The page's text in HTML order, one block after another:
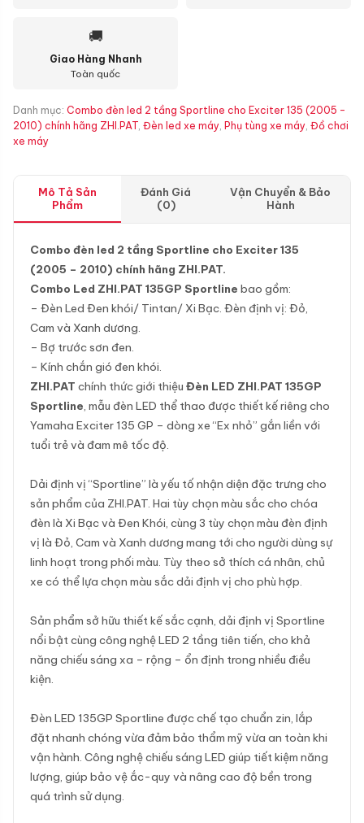
🚚
Giao Hàng Nhanh
Toàn quốc
Danh mục: Combo đèn led 2 tầng Sportline cho Exciter 135 (2005 -
2010) chính hãng ZHI.PAT, Đèn led xe máy, Phụ tùng xe máy, Đồ chơi
xe máy
Mô Tả Sản
Phẩm
Đánh Giá
(0)
Vận Chuyển & Bảo
Hành
Combo đèn led 2 tầng Sportline cho Exciter 135
(2005 – 2010) chính hãng ZHI.PAT.
Combo Led ZHI.PAT 135GP Sportline bao gồm:
– Đèn Led Đen khói/ Tintan/ Xi Bạc. Đèn định vị: Đỏ,
Cam và Xanh dương.
– Bợ trước sơn đen.
– Kính chắn gió đen khói.
ZHI.PAT chính thức giới thiệu Đèn LED ZHI.PAT 135GP
Sportline, mẫu đèn LED thể thao được thiết kế riêng cho
Yamaha Exciter 135 GP – dòng xe “Ex nhỏ” gắn liền với
tuổi trẻ và đam mê tốc độ.
Dải định vị “Sportline” là yếu tố nhận diện đặc trưng cho
sản phẩm của ZHI.PAT. Hai tùy chọn màu sắc cho chóa
đèn là Xi Bạc và Đen Khói, cùng 3 tùy chọn màu đèn định
vị là Đỏ, Cam và Xanh dương mang tới cho người dùng sự
linh hoạt trong phối màu. Tùy theo sở thích cá nhân, chủ
xe có thể lựa chọn màu sắc dải định vị cho phù hợp.
Sản phẩm sở hữu thiết kế sắc cạnh, dải định vị Sportline
nổi bật cùng công nghệ LED 2 tầng tiên tiến, cho khả
năng chiếu sáng xa – rộng – ổn định trong nhiều điều
kiện.
Đèn LED 135GP Sportline được chế tạo chuẩn zin, lắp
đặt nhanh chóng vừa đảm bảo thẩm mỹ vừa an toàn khi
vận hành. Công nghệ chiếu sáng LED giúp tiết kiệm năng
lượng, giúp bảo vệ ắc-quy và nâng cao độ bền trong
quá trình sử dụng.